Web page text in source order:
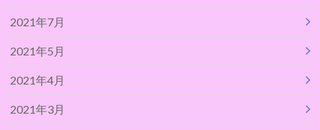
2021年7月
2021年5月
2021年4月
2021年3月